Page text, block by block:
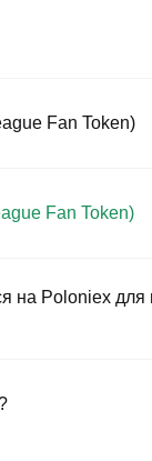
Fan Token)
Fan Token на
верификацию.
Fan Token)
Token) и
на Poloniex
и Mastercard)
пользователей